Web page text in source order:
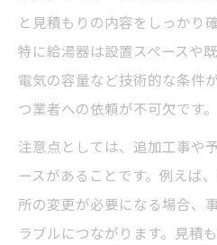
と見積もりの内容をしっかり
特に給湯器は設置スペースや
電気の容量など技術的な条件
つ業者への依頼が不可欠です。
注意点としては、追加工事や
ースがあることです。例えば
所の変更が必要になる場合、
ラブルにつながります。見積